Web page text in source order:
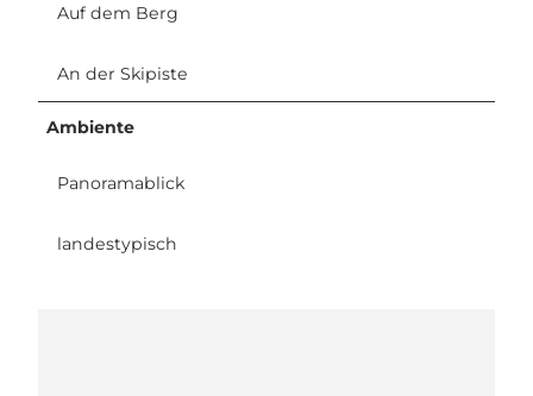
Auf dem Berg
An der Skipiste
Ambiente
Panoramablick
landestypisch